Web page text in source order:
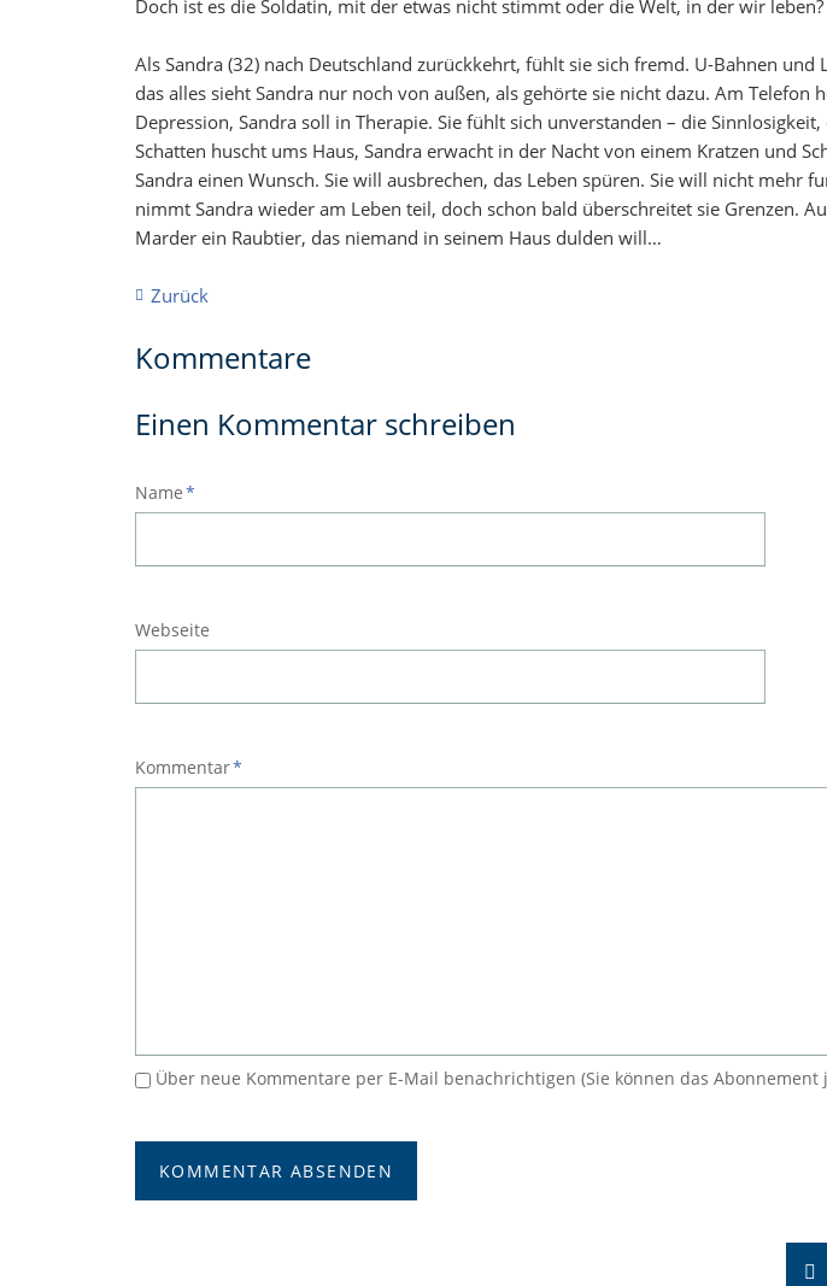
Doch ist es die Soldatin, mit der etwas nicht stimmt oder die Welt, in der wir leben?
Als Sandra (32) nach Deutschland zurückkehrt, fühlt sie sich fremd. U-Bahnen
das alles sieht Sandra nur noch von außen, als gehörte sie nicht dazu. Am
Depression, Sandra soll in Therapie. Sie fühlt sich unverstanden – die
Schatten huscht ums Haus, Sandra erwacht in der Nacht von einem Kratzen und
Sandra einen Wunsch. Sie will ausbrechen, das Leben spüren. Sie will nicht
nimmt Sandra wieder am Leben teil, doch schon bald überschreitet sie Grenzen.
Marder ein Raubtier, das niemand in seinem Haus dulden will…
Zurück
Kommentare
Einen Kommentar schreiben
Pflichtfeld
Name*
Webseite
Pflichtfeld
Kommentar*
Über neue Kommentare per E-Mail benachrichtigen (Sie können das
KOMMENTAR ABSENDEN